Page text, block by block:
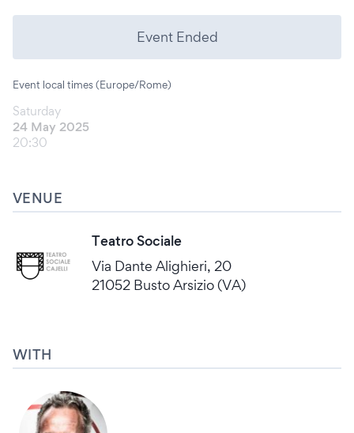
Event Ended
Event local times (Europe/Rome)
Saturday
24 May 2025
20:30
VENUE
Teatro Sociale
Via Dante Alighieri, 20
21052 Busto Arsizio (VA)
WITH